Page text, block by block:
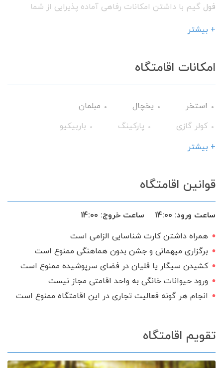
فول گیم با داشتن امکانات رفاهی آماده پذیرایی از شما
+ بیشتر
امکانات اقامتگاه
استخر یخچال
مبلمان
کولر گازی
پارکینگ
باربیکیو
گرمایش
استخر سرپوشیده
میز پینگ پنگ
فضای سبز
کولر اسپلیت
سیستم صوتی
ظروف آشپزخانه
فوتبال دستی
پکیج دیواری
گیرنده دیجیتال
سرویس ایرانی
+ بیشتر
قوانین اقامتگاه
ساعت ورود: 14:00 ساعت خروج: 14:00
همراه داشتن کارت شناسایی الزامی است
برگزاری میهمانی و جشن بدون هماهنگی ممنوع است
کشیدن سیگار یا قلیان در فضای سرپوشیده ممنوع است
ورود حیوانات خانگی به واحد اقامتی مجاز نیست
انجام هر گونه فعالیت تجاری در این اقامتگاه ممنوع است
تقویم اقامتگاه